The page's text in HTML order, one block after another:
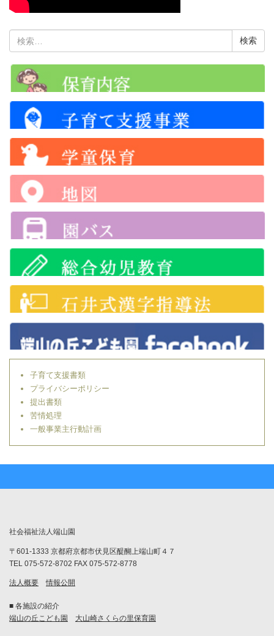
索:
子育て支援書類
プライバシーポリシー
提出書類
苦情処理
一般事業主行動計画
社会福祉法人端山園
〒601-1333 京都府京都市伏見区醍醐上端山町４７
TEL 075-572-8702 FAX 075-572-8778
法人概要 情報公開
■ 各施設の紹介
端山の丘こども園
大山崎さくらの里保育園